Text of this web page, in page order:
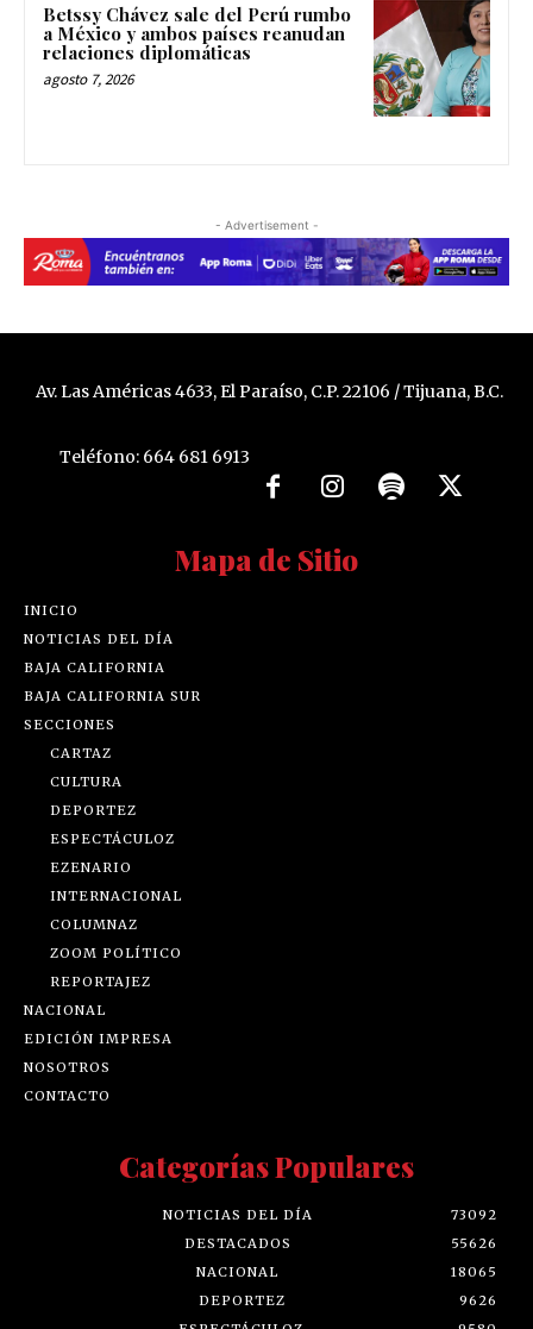
Betssy Chávez sale del Perú rumbo
a México y ambos países reanudan
relaciones diplomáticas
agosto 7, 2026
- Advertisement -
Av. Las Américas 4633, El Paraíso, C.P. 22106 / Tijuana, B.C.
Teléfono: 664 681 6913
Mapa de Sitio
INICIO
NOTICIAS DEL DÍA
BAJA CALIFORNIA
BAJA CALIFORNIA SUR
SECCIONES
CARTAZ
CULTURA
DEPORTEZ
ESPECTÁCULOZ
EZENARIO
INTERNACIONAL
COLUMNAZ
ZOOM POLÍTICO
REPORTAJEZ
NACIONAL
EDICIÓN IMPRESA
NOSOTROS
CONTACTO
Categorías Populares
NOTICIAS DEL DÍA
73092
DESTACADOS
55626
NACIONAL
18065
DEPORTEZ
9626